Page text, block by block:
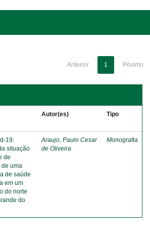
Anterior 1 Póximo
Autor(es) Tipo
19:
situação
de
de uma
de saúde
em um
do norte
do
Araujo, Paulo Cesar
de Oliveira
Monografia